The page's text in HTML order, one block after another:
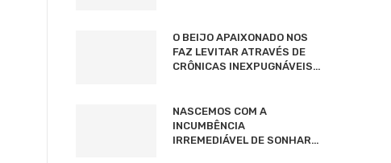
O BEIJO APAIXONADO NOS
FAZ LEVITAR ATRAVÉS DE
CRÔNICAS INEXPUGNÁVEIS…
NASCEMOS COM A
INCUMBÊNCIA
IRREMEDIÁVEL DE SONHAR…